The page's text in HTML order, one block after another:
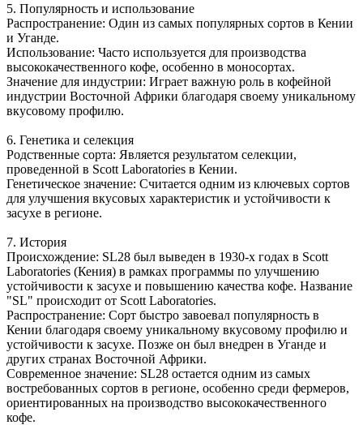
5. Популярность и использование
Распространение: Один из самых популярных сортов в Кении
и Уганде.
Использование: Часто используется для производства
высококачественного кофе, особенно в моносортах.
Значение для индустрии: Играет важную роль в кофейной
индустрии Восточной Африки благодаря своему уникальному
вкусовому профилю.
6. Генетика и селекция
Родственные сорта: Является результатом селекции,
проведенной в Scott Laboratories в Кении.
Генетическое значение: Считается одним из ключевых сортов
для улучшения вкусовых характеристик и устойчивости к
засухе в регионе.
7. История
Происхождение: SL28 был выведен в 1930-х годах в Scott
Laboratories (Кения) в рамках программы по улучшению
устойчивости к засухе и повышению качества кофе. Название
"SL" происходит от Scott Laboratories.
Распространение: Сорт быстро завоевал популярность в
Кении благодаря своему уникальному вкусовому профилю и
устойчивости к засухе. Позже он был внедрен в Уганде и
других странах Восточной Африки.
Современное значение: SL28 остается одним из самых
востребованных сортов в регионе, особенно среди фермеров,
ориентированных на производство высококачественного
кофе.